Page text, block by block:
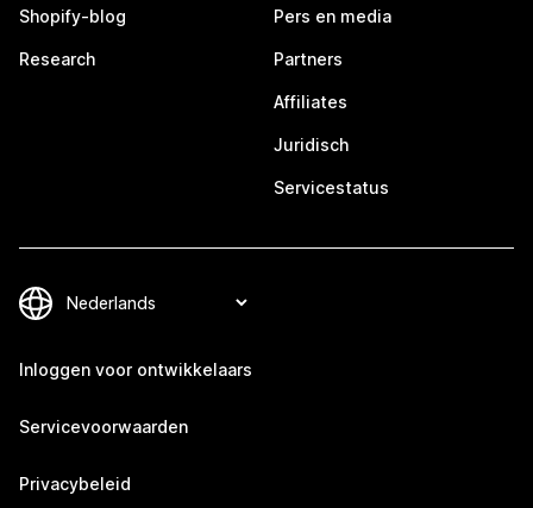
Shopify-blog
Research
Pers en media
Partners
Affiliates
Juridisch
Servicestatus
Inloggen voor ontwikkelaars
Servicevoorwaarden
Privacybeleid